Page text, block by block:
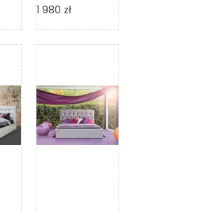
Design
1 980 zł